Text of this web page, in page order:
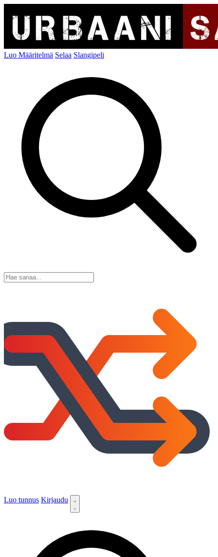
Luo Määritelmä Selaa Slangipeli
Luo tunnus Kirjaudu